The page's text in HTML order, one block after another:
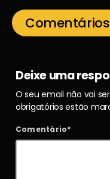
Deixe uma
O seu email não vai
obrigatórios estão
Comentário*